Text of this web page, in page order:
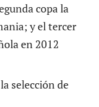
copa la
y el tercer
en 2012